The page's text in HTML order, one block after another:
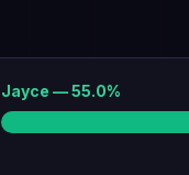
Jayce —55.0%